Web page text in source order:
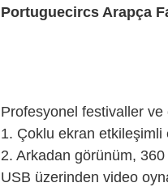
Portuguecircs Arapça
Profesyonel festivaller ve
1. Çoklu ekran etkileşimli
2. Arkadan görünüm,
USB üzerinden video